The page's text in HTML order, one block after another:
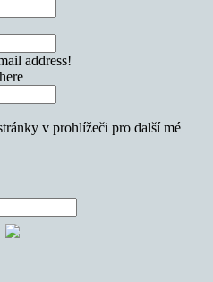
address!
v prohlížeči pro další mé